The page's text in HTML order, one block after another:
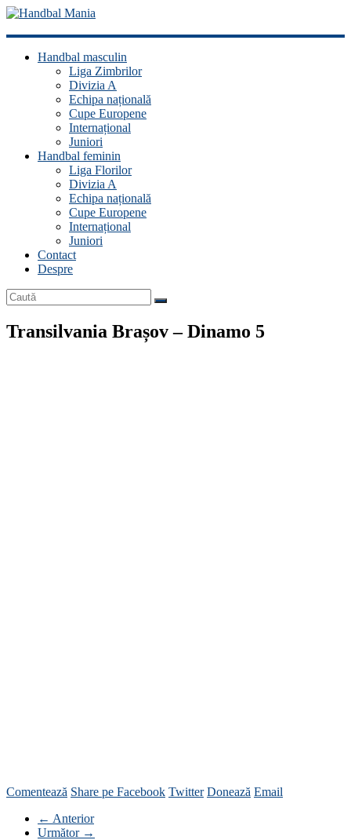
Handbal
ManiaHandbal masculin
Liga Zimbrilor
Divizia A
Echipa națională
Cupe Europene
Internațional
Juniori
Handbal feminin
Liga Florilor
Divizia A
Echipa națională
Cupe Europene
Internațional
Juniori
Contact
Despre
Transilvania Brașov – Dinamo 5
Comentează Share pe Facebook Twitter Donează Email
← Anterior
Următor →